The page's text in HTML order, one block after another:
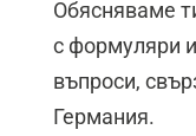
Обясняваме
с формуляри
въпроси,
Германия.